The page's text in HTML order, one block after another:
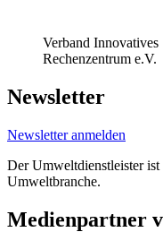
Verband Innovatives
Rechenzentrum e.V.
Newsletter
Newsletter anmelden
Der Umweltdienstleister
Umweltbranche.
Medienpartner